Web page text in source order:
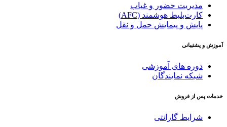
مدیریت حضور و غیاب
کارت‌بلیط هوشمند (AFC)
پایش و پیمایش حمل و نقل
آموزش و پشتیبانی
دوره های آموزشی
شبکه نمایندگان
خدمات پس از فروش
شرایط گارانتی